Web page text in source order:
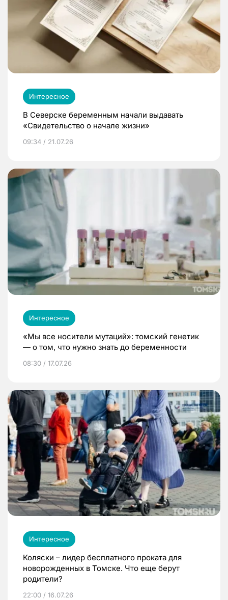
Интересное
В Северске беременным начали выдавать
«Свидетельство о начале жизни»
09:34 / 21.07.26
Интересное
«Мы все носители мутаций»: томский генетик
— о том, что нужно знать до беременности
08:30 / 17.07.26
Интересное
Коляски – лидер бесплатного проката для
новорожденных в Томске. Что еще берут
родители?
22:00 / 16.07.26